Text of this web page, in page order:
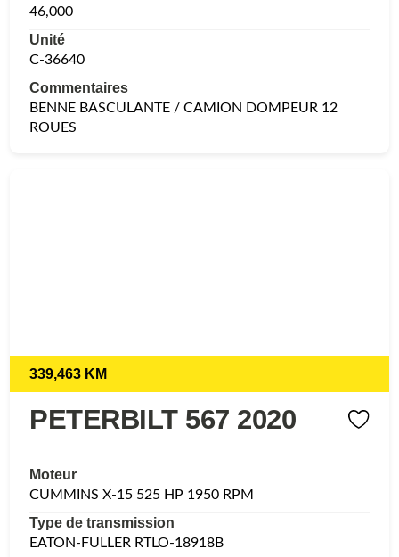
46,000
Unité
C-36640
Commentaires
BENNE BASCULANTE / CAMION DOMPEUR 12
ROUES
339,463 KM
PETERBILT 567 2020
Moteur
CUMMINS X-15 525 HP 1950 RPM
Type de transmission
EATON-FULLER RTLO-18918B